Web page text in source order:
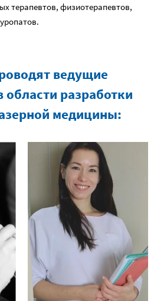
терапевтов, физиотерапевтов,
ведущие
области разработки
медицины: